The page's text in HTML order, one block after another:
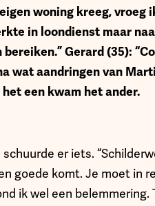
woning kreeg, vroeg
in loondienst maar
Gerard (35):
wat aandringen van
een kwam het ander.
er iets.
goede komt. Je moet in
ik wel een belemmering.